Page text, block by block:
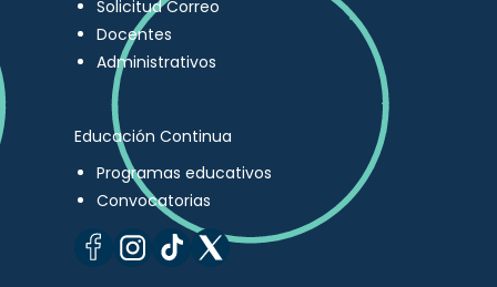
Solicitud Correo
Docentes
Administrativos
Educación Continua
Programas educativos
Convocatorias